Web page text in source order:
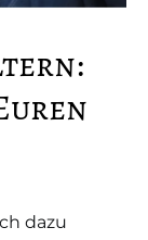
dazu